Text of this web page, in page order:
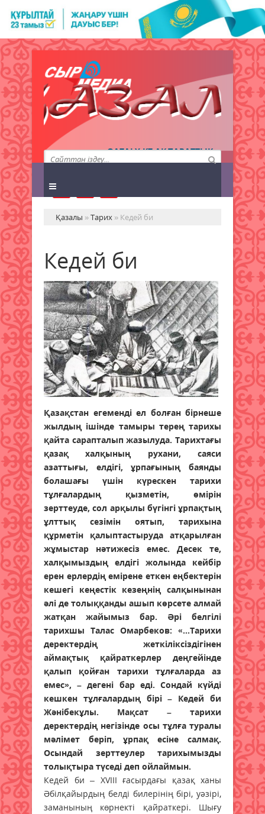
QAZALY.KZ АҚПАРАТТЫҚ
АГЕНТТІГІ
Қазалы »Тарих » Кедей би
Кедей би
Қазақстан егеменді ел болған бірнеше
жылдың ішінде тамыры терең тарихы
қайта сарапталып жазылуда. Тарихтағы
қазақ халқының рухани, саяси
азаттығы, елдігі, ұрпағының баянды
болашағы үшін күрескен тарихи
тұлғалардың қызметін, өмірін
зерттеуде, сол арқылы бүгінгі ұрпақтың
ұлттық сезімін оятып, тарихына
құрметін қалыптастыруда атқарылған
жұмыстар нәтижесіз емес. Десек те,
халқымыздың елдігі жолында кейбір
ерен ерлердің емірене еткен еңбектерін
кешегі кеңестік кезеңнің салқынынан
әлі де толыққанды ашып көрсете алмай
жатқан жайымыз бар. Әрі белгілі
тарихшы Талас Омарбеков: «...Тарихи
деректердің жеткіліксіздігінен
аймақтық қайраткерлер деңгейінде
қалып қойған тарихи тұлғаларда аз
емес», – дегені бар еді. Сондай күйді
кешкен тұлғалардың бірі – Кедей би
Жәнібекұлы. Мақсат – тарихи
деректердің негізінде осы тұлға туралы
мәлімет беріп, ұрпақ есіне салмақ.
Осындай зерттеулер тарихымызды
толықтыра түседі деп ойлаймын.
Кедей би – ХVІІІ ғасырдағы қазақ ханы
Әбілқайырдың белді билерінің бірі, уәзірі,
заманының көрнекті қайраткері. Шығу